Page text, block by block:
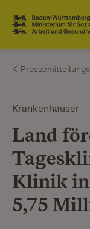
Zum Inhalt
Link zur
Krankenhäuser
Land
Klinik
5,75